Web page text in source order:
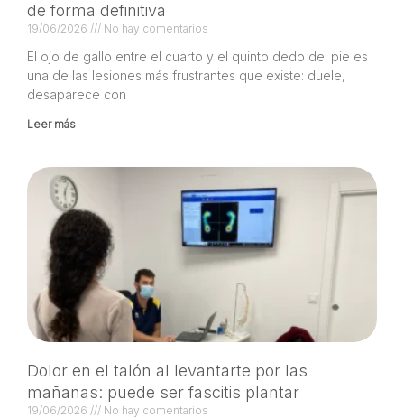
de forma definitiva
19/06/2026 No hay comentarios
El ojo de gallo entre el cuarto y el quinto dedo del pie es
una de las lesiones más frustrantes que existe: duele,
desaparece con
Leer más
Dolor en el talón al levantarte por las
mañanas: puede ser fascitis plantar
19/06/2026 No hay comentarios